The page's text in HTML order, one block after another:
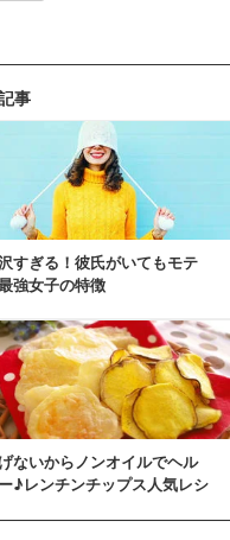
事
すぎる！彼氏がいてもモテ
強女子の特徴
ないからノンオイルでヘル
♪レンチンチップス人気レシ